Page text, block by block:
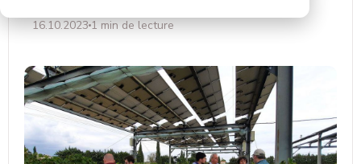
16.10.2023 1 min de lecture